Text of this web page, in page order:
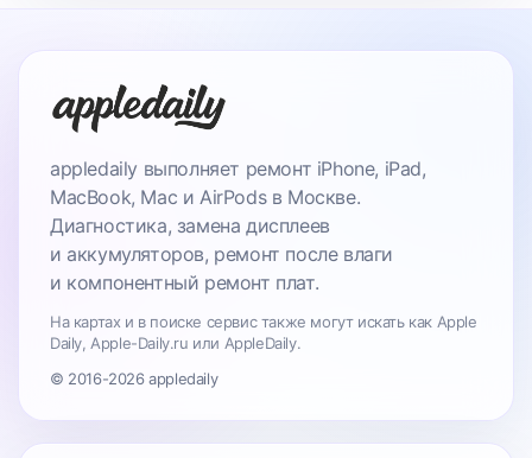
appledaily выполняет ремонт iPhone, iPad,
MacBook, Mac и AirPods в Москве.
Диагностика, замена дисплеев
и аккумуляторов, ремонт после влаги
и компонентный ремонт плат.
На картах и в поиске сервис также могут искать как Apple
Daily, Apple-Daily.ru или AppleDaily.
© 2016-2026 appledaily